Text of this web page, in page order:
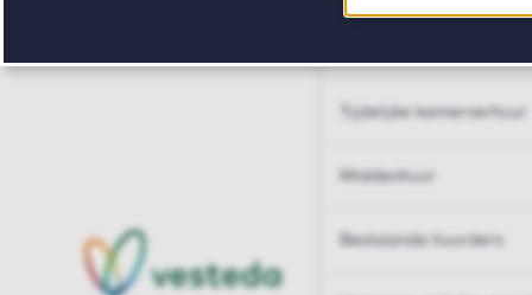
Tijdelijke kamerverhuur
Middenhuur
Bestaande huurders